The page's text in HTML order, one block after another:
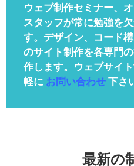
ウェブ制作セミナー、
スタッフが常に勉強を
す。デザイン、コード
のサイト制作を各専門
作します。ウェブサイ
軽に お問い合わせ 下さ
最新の